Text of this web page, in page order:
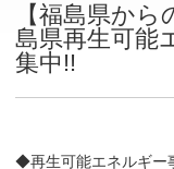
【福島県か
島県再生可能
集中!!
◆再生可能エネルギー